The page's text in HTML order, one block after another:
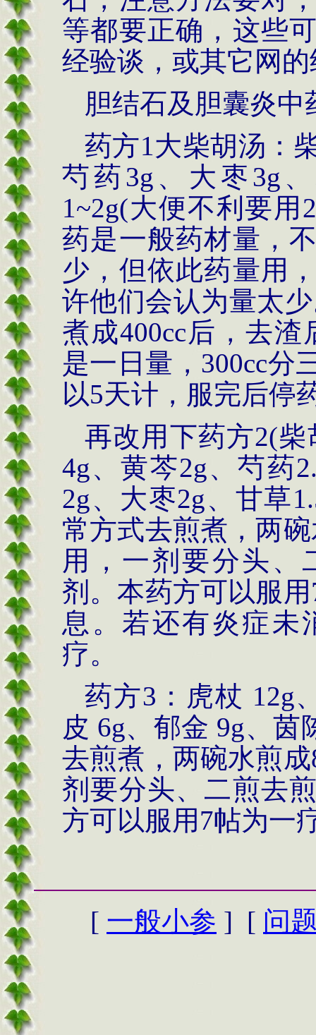
等都要正确，这些
经验谈，或其它网
胆结石及胆囊炎
药方1大柴胡汤：
芍药3g、大枣3g
1~2g(大便不利要
药是一般药材量，
少，但依此药量用
许他们会认为量太
煮成400cc后，去渣
是一日量，300cc分
以5天计，服完后停
再改用下药方2(
4g、黄芩2g、芍药
2g、大枣2g、甘草
常方式去煎煮，两
用，一剂要分头、
剂。本药方可以服
息。若还有炎症未
疗。
药方3：虎杖 12g
皮 6g、郁金 9g、茵
去煎煮，两碗水煎
剂要分头、二煎去
方可以服用7帖为一
[ 一般小参 ] [ 问